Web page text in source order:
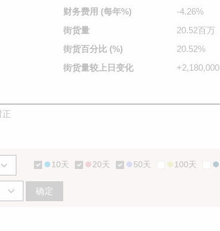
财务费用 (每年%)
-4.26%
街货量
20.52百万
街货百分比 (%)
20.52%
街货量较 上日变化 +2,180,000
正
10天 20天 50天 100天
确定